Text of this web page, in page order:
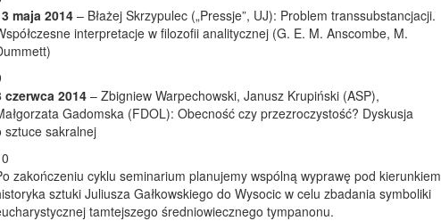
maja 2014 – Błażej Skrzypulec („Pressje”, UJ): Problem transsubstancjacji.
interpretacje w filozofii analitycznej (G. E. M. Anscombe, M.
czerwca 2014 – Zbigniew Warpechowski, Janusz Krupiński (ASP),
Gadomska (FDOL): Obecność czy przezroczystość? Dyskusja
sztuce sakralnej
zakończeniu cyklu seminarium planujemy wspólną wyprawę pod kierunkiem
sztuki Juliusza Gałkowskiego do Wysocic w celu zbadania symboliki
tamtejszego średniowiecznego tympanonu.